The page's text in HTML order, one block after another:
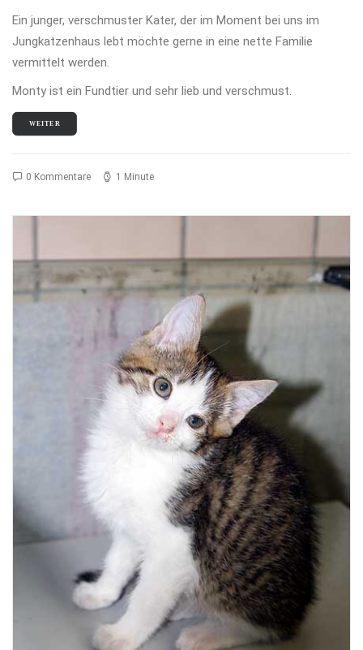
Ein junger, verschmuster Kater, der im Moment bei uns im
Jungkatzenhaus lebt möchte gerne in eine nette Familie
vermittelt werden.
Monty ist ein Fundtier und sehr lieb und verschmust.
WEITER
0 Kommentare 1 Minute